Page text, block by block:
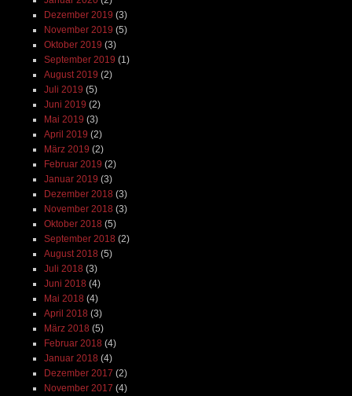
Dezember 2019 (3)
November 2019 (5)
Oktober 2019 (3)
September 2019 (1)
August 2019 (2)
Juli 2019 (5)
Juni 2019 (2)
Mai 2019 (3)
April 2019 (2)
März 2019 (2)
Februar 2019 (2)
Januar 2019 (3)
Dezember 2018 (3)
November 2018 (3)
Oktober 2018 (5)
September 2018 (2)
August 2018 (5)
Juli 2018 (3)
Juni 2018 (4)
Mai 2018 (4)
April 2018 (3)
März 2018 (5)
Februar 2018 (4)
Januar 2018 (4)
Dezember 2017 (2)
November 2017 (4)